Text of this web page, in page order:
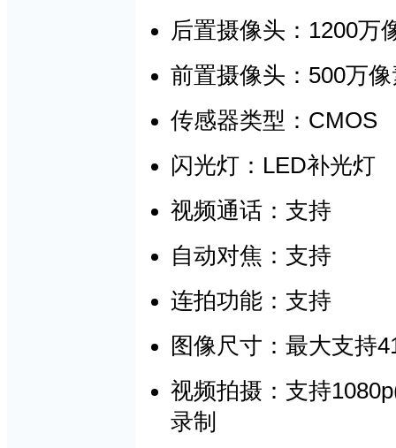
后置摄像头 ： 1200万
前置摄像头： 500万
传感器类型： CMOS
闪光灯： LED补光灯
视频通话：支持
自动对焦：支持
连拍功能：支持
图像尺寸 ：最大支持
视频拍摄：支持
录制